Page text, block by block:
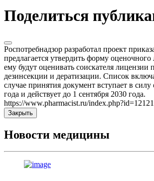
Поделиться
Роспотребнадзор разработал проект
предлагается утвердить форму оценочного
ему будут оценивать соискателя лицензии
дезинсекции и дератизации. Список
случае принятия документ вступает в силу
года и действует до 1 сентября 2030 года.
https://www.pharmacist.ru/
Закрыть
Новости медицины